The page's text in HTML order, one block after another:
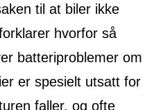
til at biler ikke
hvorfor så
batteriproblemer om
er spesielt utsatt for
faller, og ofte